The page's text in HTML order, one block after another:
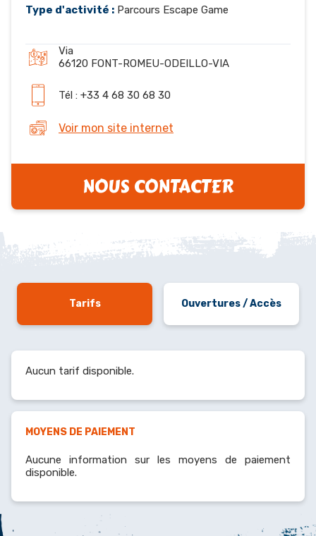
Type d'activité : Parcours Escape Game
Via
66120 FONT-ROMEU-ODEILLO-VIA
Tél : +33 4 68 30 68 30
Voir mon site internet
NOUS CONTACTER
Tarifs Ouvertures / Accès
Aucun tarif disponible.
MOYENS DE PAIEMENT
Aucune information sur les moyens de paiement
disponible.